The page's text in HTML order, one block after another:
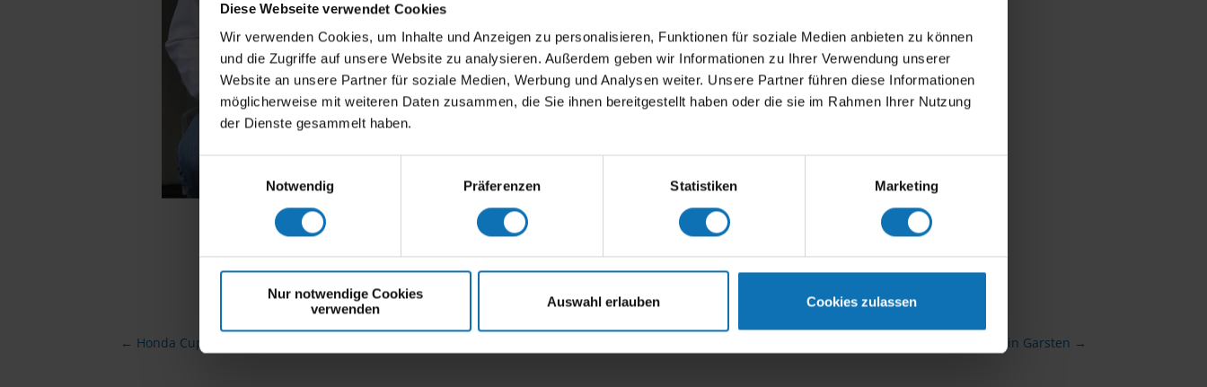
Diese Webseite verwendet Cookies
Wir verwenden Cookies, um Inhalte und Anzeigen zu personalisieren, Funktionen für soziale Medien anbieten zu können
und die Zugriffe auf unsere Website zu analysieren. Außerdem geben wir Informationen zu Ihrer Verwendung unserer
Website an unsere Partner für soziale Medien, Werbung und Analysen weiter. Unsere Partner führen diese Informationen
möglicherweise mit weiteren Daten zusammen, die Sie ihnen bereitgestellt haben oder die sie im Rahmen Ihrer Nutzung
der Dienste gesammelt haben.
Notwendig
Präferenzen Statistiken Marketing
Nur notwendige Cookies
verwenden
Auswahl erlauben Cookies zulassen
Herbert Thumpser traf Wolfgang Stropek am Red Bull Ring
CO Alfred Pech
← Honda Cup-Buch in Austro Classic Vorstellung der Stropek Biografie beim Oldtimer-Event in Garsten →